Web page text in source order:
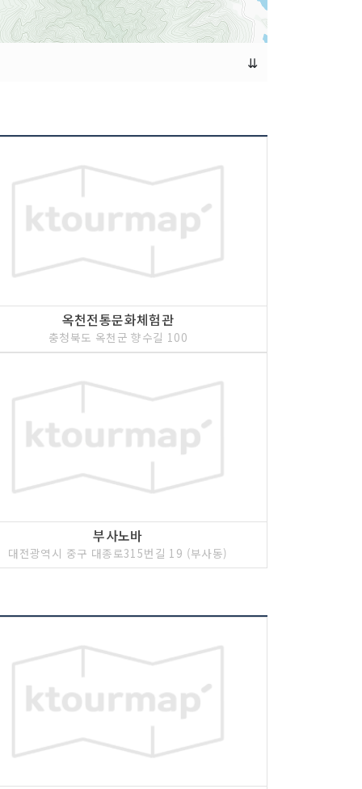
⇊
옥천전통문화체험관
충청북도 옥천군 향수길 100
부사노바
대전광역시 중구 대종로315번길 19 (부사동)